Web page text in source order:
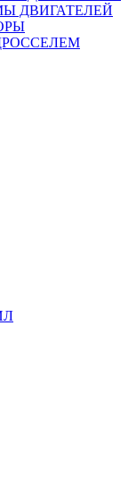
ДВИГАТЕЛЕЙ